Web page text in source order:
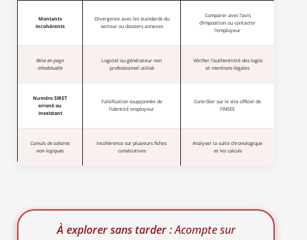
Montants
incohérents
Divergence avec les standards du
secteur ou dossiers annexes
Comparer avec l’avis
d’imposition ou contacter
l’employeur
Mise en page
inhabituelle
Logiciel ou générateur non
professionnel utilisé
Vérifier l’authenticité des logos
et mentions légales
Numéro SIRET
erroné ou
inexistant
Falsification soupçonnée de
l’identité employeur
Contrôler sur le site officiel de
l’INSEE
Cumuls de salaires
non logiques
Incohérence sur plusieurs fiches
consécutives
Analyser la suite chronologique
et les calculs
À explorer sans tarder :Acompte sur